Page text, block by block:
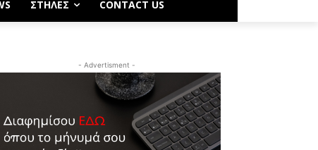
ΣΤΗΛΕΣ CONTACT US
- Advertisment -